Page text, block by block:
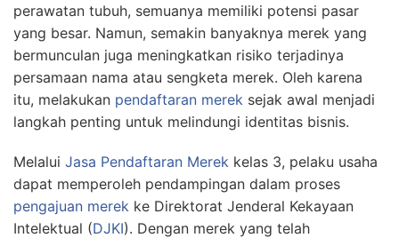
perawatan tubuh, semuanya memiliki potensi pasar
yang besar. Namun, semakin banyaknya merek yang
bermunculan juga meningkatkan risiko terjadinya
persamaan nama atau sengketa merek. Oleh karena
itu, melakukan pendaftaran merek sejak awal menjadi
langkah penting untuk melindungi identitas bisnis.
Melalui Jasa Pendaftaran Merek kelas 3, pelaku usaha
dapat memperoleh pendampingan dalam proses
pengajuan merek ke Direktorat Jenderal Kekayaan
Intelektual (DJKI). Dengan merek yang telah